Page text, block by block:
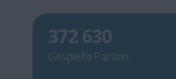
372 630
Gespielte Partien